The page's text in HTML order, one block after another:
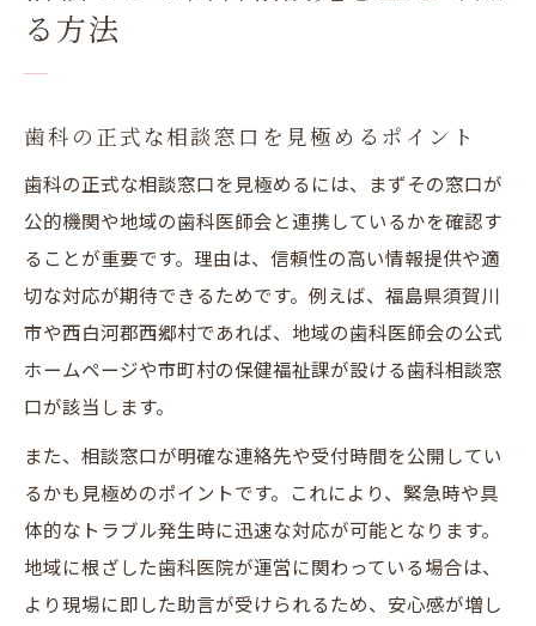
る方法
歯科の正式な相談窓口を見極めるポイント
歯科の正式な相談窓口を見極めるには、まずその窓口が
公的機関や地域の歯科医師会と連携しているかを確認す
ることが重要です。理由は、信頼性の高い情報提供や適
切な対応が期待できるためです。例えば、福島県須賀川
市や西白河郡西郷村であれば、地域の歯科医師会の公式
ホームページや市町村の保健福祉課が設ける歯科相談窓
口が該当します。
また、相談窓口が明確な連絡先や受付時間を公開してい
るかも見極めのポイントです。これにより、緊急時や具
体的なトラブル発生時に迅速な対応が可能となります。
地域に根ざした歯科医院が運営に関わっている場合は、
より現場に即した助言が受けられるため、安心感が増し